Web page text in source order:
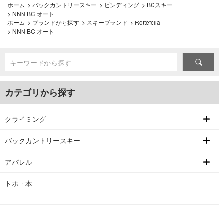
ホーム > バックカントリースキー > ビンディング > BCスキー
> NNN BC オート
ホーム > ブランドから探す > スキーブランド > Rottefella
> NNN BC オート
キーワードから探す
カテゴリから探す
クライミング
バックカントリースキー
アパレル
トポ・本